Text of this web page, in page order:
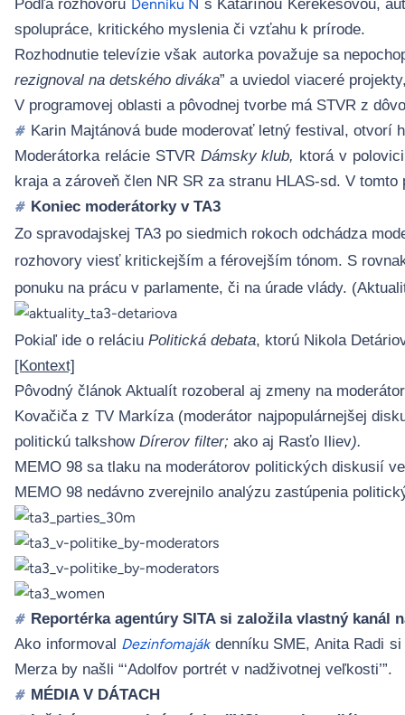
Podľa rozhovoru Denníku N s Katarínou Kerekesovou,
spolupráce, kritického myslenia či vzťahu k prírode.
Rozhodnutie televízievšak autorka považuje sa
rezignoval na detského diváka” a uviedol viaceré
V programovej oblasti a pôvodnej tvorbe má STVR z
# Karin Majtánová bude moderovať letný festival, otvorí
Moderátorka relácie STVR Dámsky klub, ktorá v
kraja a zároveň člen NR SR za stranu HLAS-sd. V
# Koniec moderátorky v TA3
Zo spravodajskej TA3 po siedmich rokoch odchádza
rozhovory viesť kritickejším a férovejším tónom. S
ponuku na prácu v parlamente, či na úrade vlády. (
Pokiaľ ide o reláciu Politická debata, ktorú Nikola
[Kontext]
Pôvodnýčlánok Aktualít rozoberal aj zmeny na
Kovačiča z TV Markíza (moderátor najpopulárnejšej
politickú talkshow Dírerov filter; ako aj Rasťo Iliev).
MEMO 98 sa tlaku na moderátorov politických diskusií
MEMO 98 nedávno zverejnilo analýzu zastúpenia
# Reportérka agentúry SITA si založila vlastný kanál
Ako informoval Dezinfomaják denníku SME, Anita Radi
Merza by našli “‘Adolfov portrét v nadživotnej veľkosti’”.
# MÉDIA V DÁTACH